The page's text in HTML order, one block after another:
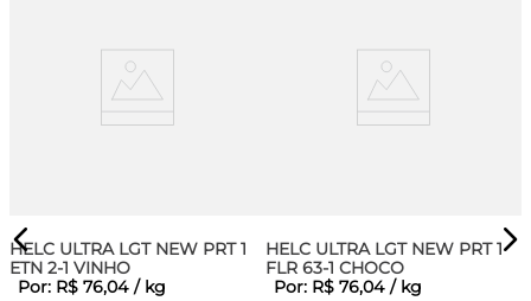
HELC ULTRA LGT NEW PRT 1
ETN 2-1 VINHO
Por: R$ 76,04 / kg
HELC ULTRA LGT NEW PRT 1
FLR 63-1 CHOCO
Por: R$ 76,04 / kg